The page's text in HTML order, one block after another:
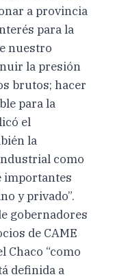
a provincia
para la
nuestro
la presión
brutos; hacer
para la
el
la
como
importantes
y privado”.
gobernadores
de CAME
Chaco “como
definida a